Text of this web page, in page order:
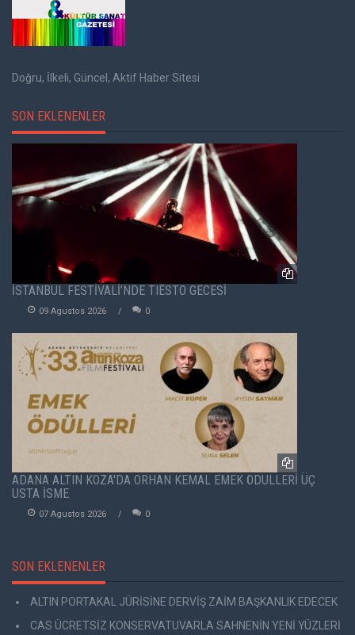
Doğru, İlkeli, Güncel, Aktif Haber Sitesi
SON EKLENENLER
İSTANBUL FESTİVALİ’NDE TIËSTO GECESİ
09 Agustos 2026 0
ADANA ALTIN KOZA'DA ORHAN KEMAL EMEK ÖDÜLLERİ ÜÇ
USTA İSME
07 Agustos 2026 0
SON EKLENENLER
ALTIN PORTAKAL JÜRİSİNE DERVİŞ ZAİM BAŞKANLIK EDECEK
CAS ÜCRETSİZ KONSERVATUVARLA SAHNENİN YENİ YÜZLERİ